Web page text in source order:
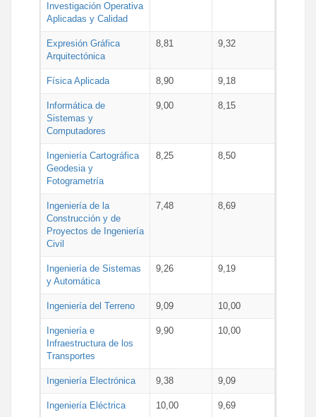
Investigación Operativa
Aplicadas y Calidad
Expresión Gráfica
Arquitectónica
8,81 9,32
Física Aplicada 8,90 9,18
Informática de
Sistemas y
Computadores
9,00 8,15
Ingeniería Cartográfica
Geodesia y
Fotogrametría
8,25 8,50
Ingeniería de la
Construcción y de
Proyectos de Ingeniería
Civil
7,48 8,69
Ingeniería de Sistemas
y Automática
9,26 9,19
Ingeniería del Terreno 9,09 10,00
Ingeniería e
Infraestructura de los
Transportes
9,90 10,00
Ingeniería Electrónica 9,38 9,09
Ingeniería Eléctrica 10,00 9,69